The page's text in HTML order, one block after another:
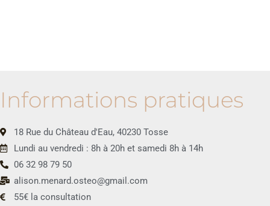
Informations pratiques
18 Rue du Château d'Eau, 40230 Tosse
Lundi au vendredi : 8h à 20h et samedi 8h à 14h
06 32 98 79 50
alison.menard.osteo@gmail.com
55€ la consultation